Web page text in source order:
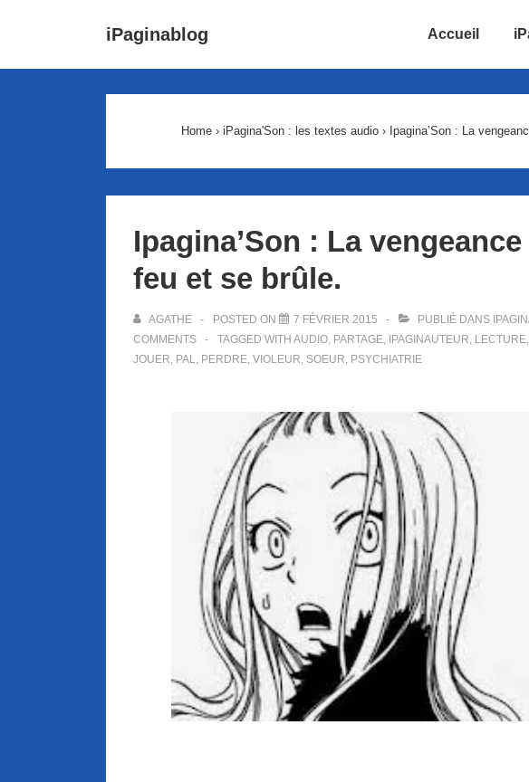
iPaginablog Accueil
Home › iPagina'Son : les textes audio › Ipagina’Son : La
Ipagina’Son : La
feu et se brûle.
AGATHE POSTED ON 7 FÉVRIER 2015 PUBLIÉ DANS
COMMENTS
TAGGED WITH AUDIO, PARTAGE, IPAGINAUTEUR, LECTURE,
JOUER, PAL, PERDRE, VIOLEUR, SOEUR, PSYCHIATRIE